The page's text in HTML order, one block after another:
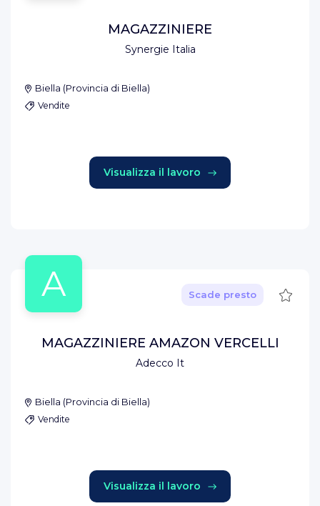
Synergie Italia
MAGAZZINIERE
Biella (Provincia di Biella)
Vendite
Visualizza il lavoro
A
Adecco It
Scade presto Salva
MAGAZZINIERE AMAZON VERCELLI
Biella (Provincia di Biella)
Vendite
Visualizza il lavoro